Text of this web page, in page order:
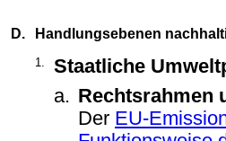
D. Handlungsebenen
1.
Staatliche
a. Rechtsrahmen
Der EU-